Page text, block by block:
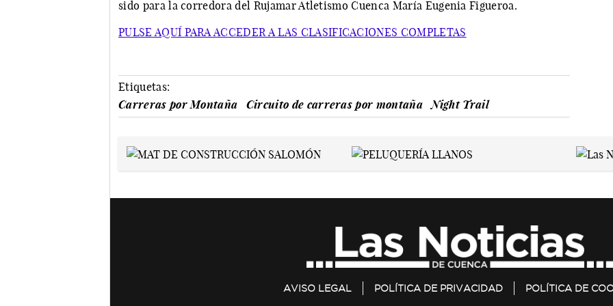
sido para la corredora del Rujamar Atletismo Cuenca María Eugenia Figueroa.
PULSE AQUÍ PARA ACCEDER A LAS CLASIFICACIONES COMPLETAS
Etiquetas:
Carreras por Montaña
Circuito de carreras por montaña Night Trail
AVISO LEGAL POLÍTICA DE PRIVACIDAD POLÍTICA DE